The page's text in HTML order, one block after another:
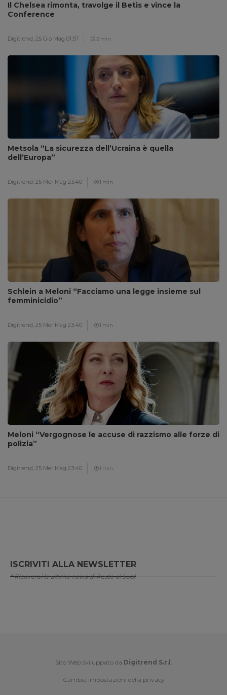
Il Chelsea rimonta, travolge il Betis e vince la
Conference
Digitrend, 25 Gio Mag 01:57 2 min
Metsola “La sicurezza dell’Ucraina è quella
dell’Europa”
Digitrend, 25 Mer Mag 23:40 1 min
Schlein a Meloni “Facciamo una legge insieme sul
femminicidio”
Digitrend, 25 Mer Mag 23:40 1 min
Meloni “Vergognose le accuse di razzismo alle forze di
polizia”
Digitrend, 25 Mer Mag 23:40 1 min
ISCRIVITI ALLA NEWSLETTER
* Riceverai le ultime news di Resto al Sud!
Sito Web sviluppato da Digitrend S.r.l .
Cambia impostazioni della privacy